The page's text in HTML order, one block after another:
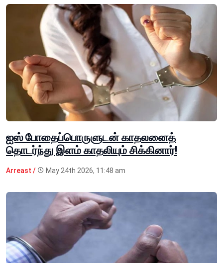
ஐஸ் போதைப்பொருளுடன் காதலனைத்
தொடர்ந்து இளம் காதலியும் சிக்கினார்!
Arreast / May 24th 2026, 11:48 am